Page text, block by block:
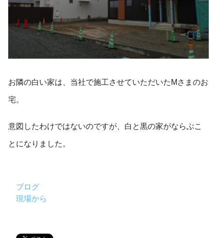
お隣の白い家は、当社で施工させていただいたMさまのお
宅。
意図したわけではないのですが、白と黒の家がならぶこ
とになりました。
ブログ
現場から